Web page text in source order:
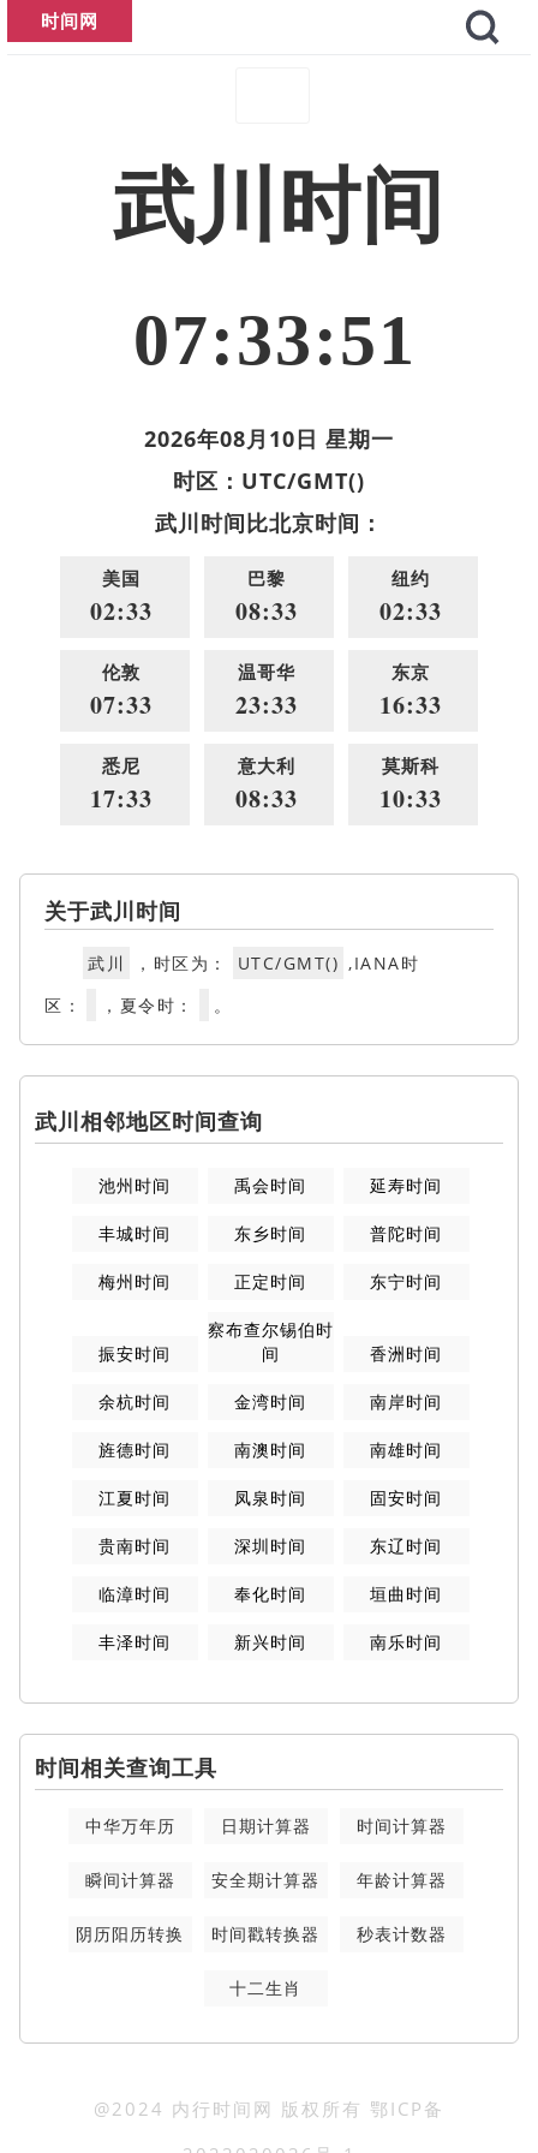
时间网
武川时间
07:33:51
2026年08月10日 星期一
时区：UTC/GMT()
武川时间比北京时间：
美国
02:33
巴黎
08:33
纽约
02:33
伦敦
07:33
温哥华
23:33
东京
16:33
悉尼
17:33
意大利
08:33
莫斯科
10:33
关于武川时间
武川 ，时区为： UTC/GMT() ,IANA时
区：
，夏令时： 。
武川相邻地区时间查询
池州时间 禹会时间 延寿时间
丰城时间 东乡时间 普陀时间
梅州时间 正定时间 东宁时间
振安时间
察布查尔锡伯时
间
香洲时间
余杭时间 金湾时间 南岸时间
旌德时间 南澳时间 南雄时间
江夏时间 凤泉时间 固安时间
贵南时间 深圳时间 东辽时间
临漳时间 奉化时间 垣曲时间
丰泽时间 新兴时间 南乐时间
时间相关查询工具
中华万年历 日期计算器 时间计算器
瞬间计算器 安全期计算器 年龄计算器
阴历阳历转换 时间戳转换器 秒表计数器
十二生肖
@2024 内行时间网 版权所有 鄂ICP备